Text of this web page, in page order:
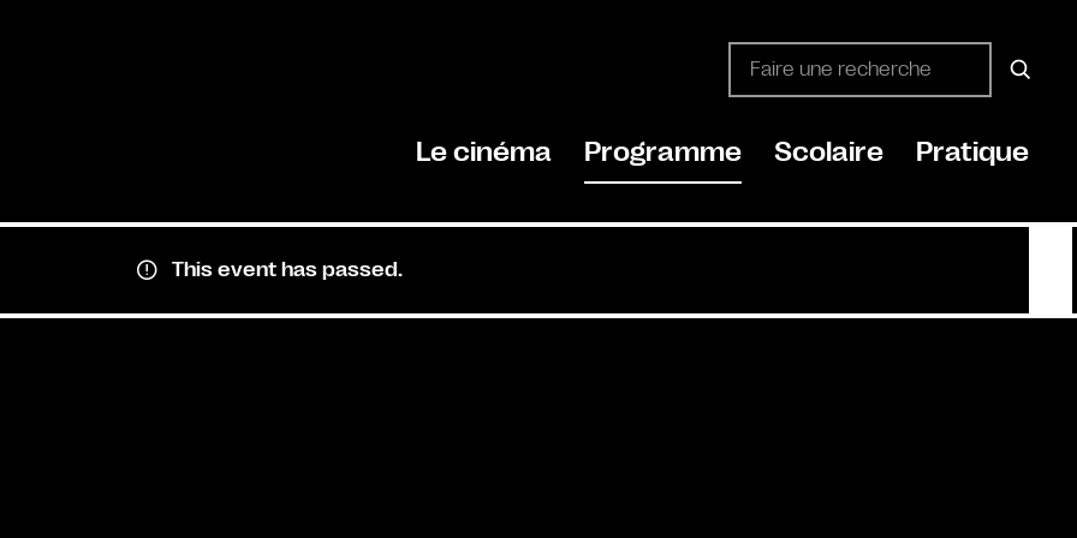
Le cinéma Programme Scolaire Pratique
This event has passed.